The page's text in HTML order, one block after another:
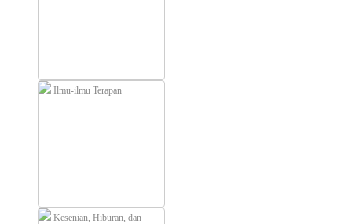
Ilmu-ilmu Terapan
Kesenian, Hiburan, dan